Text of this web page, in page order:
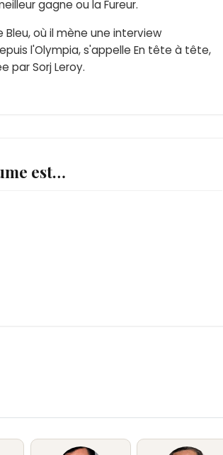
gagne ou la Fureur.
où il mène une interview
l'Olympia, s'appelle En tête à tête,
par Sorj Leroy.
est…